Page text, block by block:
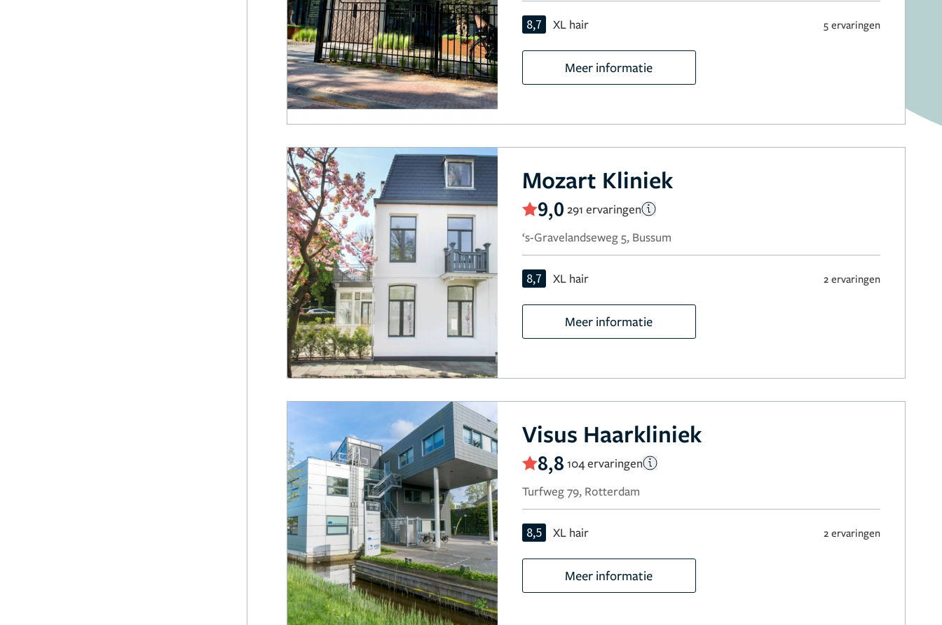
8,7 XL hair 5 ervaringen
Meer informatie
Mozart Kliniek
9,0 291 ervaringen
‘s-Gravelandseweg 5, Bussum
8,7 XL hair 2 ervaringen
Meer informatie
Visus Haarkliniek
8,8 104 ervaringen
Turfweg 79, Rotterdam
8,5 XL hair 2 ervaringen
Meer informatie